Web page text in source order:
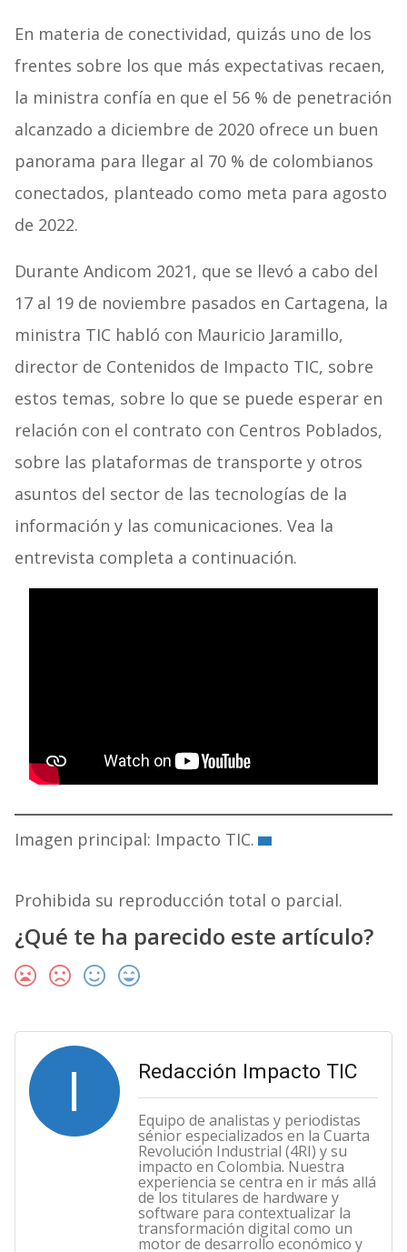
En materia de conectividad, quizás uno de los
frentes sobre los que más expectativas recaen,
la ministra confía en que el 56 % de penetración
alcanzado a diciembre de 2020 ofrece un buen
panorama para llegar al 70 % de colombianos
conectados, planteado como meta para agosto
de 2022.
Durante Andicom 2021, que se llevó a cabo del
17 al 19 de noviembre pasados en Cartagena, la
ministra TIC habló con Mauricio Jaramillo,
director de Contenidos de Impacto TIC, sobre
estos temas, sobre lo que se puede esperar en
relación con el contrato con Centros Poblados,
sobre las plataformas de transporte y otros
asuntos del sector de las tecnologías de la
información y las comunicaciones. Vea la
entrevista completa a continuación.
Imagen principal: Impacto TIC.
Prohibida su reproducción total o parcial.
¿Qué te ha parecido este artículo?
I Redacción Impacto TIC
Equipo de analistas y periodistas
sénior especializados en la Cuarta
Revolución Industrial (4RI) y su
impacto en Colombia. Nuestra
experiencia se centra en ir más allá
de los titulares de hardware y
software para contextualizar la
transformación digital como un
motor de desarrollo económico y